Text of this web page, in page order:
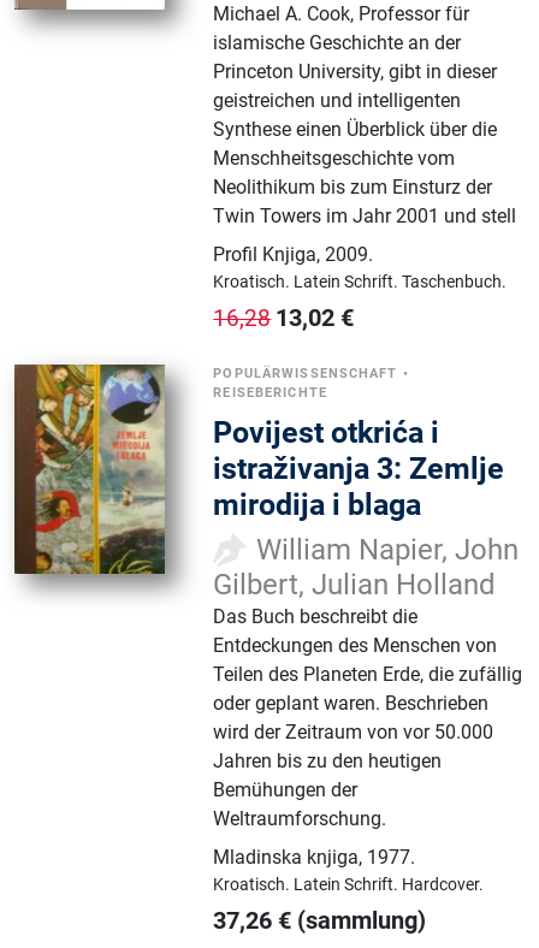
Michael A. Cook, Professor für
islamische Geschichte an der
Princeton University, gibt in dieser
geistreichen und intelligenten
Synthese einen Überblick über die
Menschheitsgeschichte vom
Neolithikum bis zum Einsturz der
Twin Towers im Jahr 2001 und stell
Profil Knjiga,2009.
Kroatisch. Latein Schrift.Taschenbuch.
16,28 13,02 €
POPULÄRWISSENSCHAFT •
REISEBERICHTE
Povijest otkrića i
istraživanja 3: Zemlje
mirodija i blaga
William Napier, John
Gilbert, Julian Holland
Das Buch beschreibt die
Entdeckungen des Menschen von
Teilen des Planeten Erde, die zufällig
oder geplant waren. Beschrieben
wird der Zeitraum von vor 50.000
Jahren bis zu den heutigen
Bemühungen der
Weltraumforschung.
Mladinska knjiga, 1977.
Kroatisch. Latein Schrift. Hardcover.
37,26 € (sammlung)